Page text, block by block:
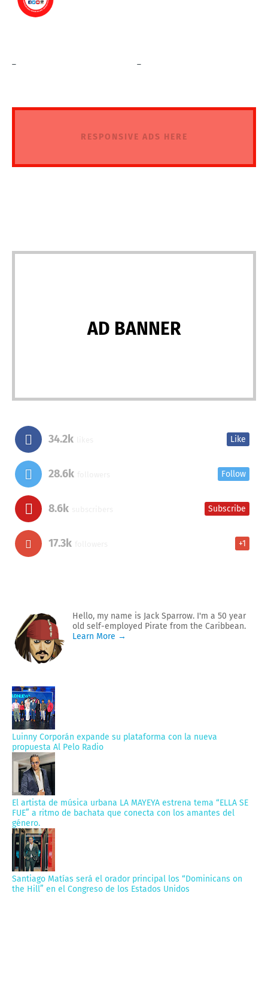
RESPONSIVE ADS HERE
AD BANNER
34.2k Like
28.6k Follow
8.6k Subscribe
17.3k +1
Hello, my name is Jack Sparrow. I'm a 50 year
old self-employed Pirate from the Caribbean.
Learn More →
Luinny Corporán expande su plataforma con la nueva
propuesta Al Pelo Radio
El artista de música urbana LA MAYEYA estrena tema “ELLA SE
FUE” a ritmo de bachata que conecta con los amantes del
género.
Santiago Matías será el orador principal los “Dominicans on
the Hill” en el Congreso de los Estados Unidos